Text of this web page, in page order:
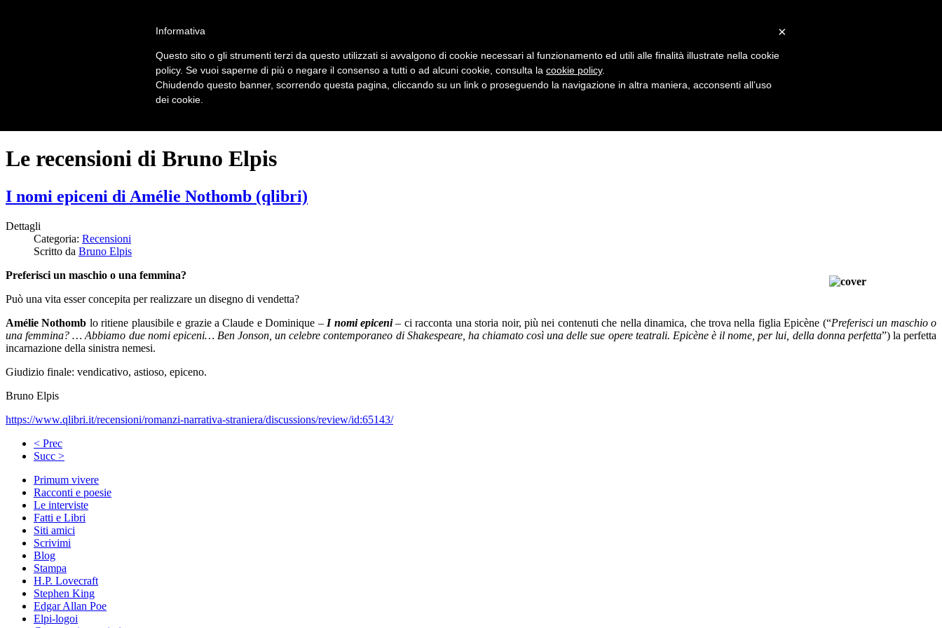
Il mistero dei massi avelli
Le recensioni di Bruno Elpis
I nomi epiceni di Amélie Nothomb (qlibri)
Dettagli
Categoria: Recensioni
Scritto da Bruno Elpis
Preferisci un maschio o una femmina?
Può una vita esser concepita per realizzare un disegno di vendetta?
Amélie Nothomb lo ritiene plausibile e grazie a Claude e Dominique – I nomi epiceni– ci racconta una storia noir, più nei contenuti che nella dinamica, che trova nella figlia Epicène (“Preferisci un maschio o
una femmina? … Abbiamo due nomi epiceni… Ben Jonson, un celebre contemporaneo di Shakespeare, ha chiamato così una delle sue opere teatrali. Epicène è il nome, per lui, della donna perfetta”) la perfetta
incarnazione della sinistra nemesi.
Giudizio finale: vendicativo, astioso, epiceno.
Bruno Elpis
https://www.qlibri.it/recensioni/romanzi-narrativa-straniera/discussions/review/id:65143/
< Prec
Succ >
Primum vivere
Racconti e poesie
Le interviste
Fatti e Libri
Siti amici
Scrivimi
Blog
Stampa
H.P. Lovecraft
Stephen King
Edgar Allan Poe
Elpi-logoi
×
Informativa
Questo sito o gli strumenti terzi da questo utilizzati si avvalgono di cookie necessari al funzionamento ed utili alle finalità illustrate nella cookie
policy. Se vuoi saperne di più o negare il consenso a tutti o ad alcuni cookie, consulta la cookie policy.
Chiudendo questo banner, scorrendo questa pagina, cliccando su un link o proseguendo la navigazione in altra maniera, acconsenti all’uso
dei cookie.